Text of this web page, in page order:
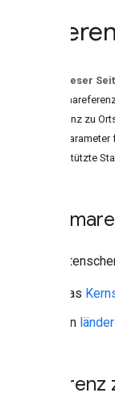
Auf dieser
Referenz zu
Unterstützte
Das
Das
Ein